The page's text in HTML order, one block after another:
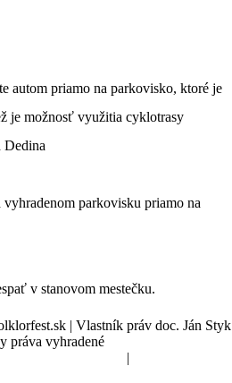
autom priamo na parkovisko, ktoré je
je možnosť využitia cyklotrasy
vyhradenom parkovisku priamo na
v stanovom mestečku.
| Vlastník práv doc. Ján Styk
práva vyhradené
|